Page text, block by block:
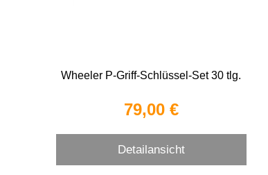
Wheeler P-Griff-Schlüssel-Set 30 tlg.
79,00 €
Detailansicht